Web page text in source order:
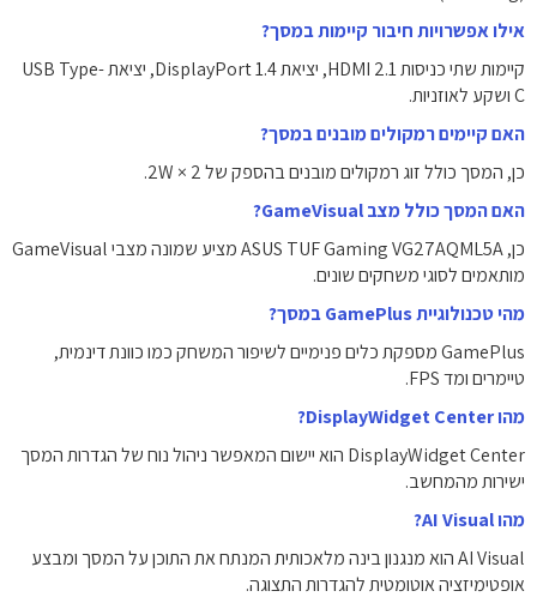
אילו אפשרויות חיבור קיימות במסך?
קיימות שתי כניסות ‎HDMI 2.1‎, יציאת ‎DisplayPort 1.4‎, יציאת ‎USB Type-
C‎ ושקע לאוזניות.
האם קיימים רמקולים מובנים במסך?
כן, המסך כולל זוג רמקולים מובנים בהספק של ‎2W × 2‎.
האם המסך כולל מצב GameVisual?
כן, ASUS TUF Gaming VG27AQML5A מציע שמונה מצבי GameVisual
מותאמים לסוגי משחקים שונים.
מהי טכנולוגיית GamePlus במסך?
GamePlus מספקת כלים פנימיים לשיפור המשחק כמו כוונת דינמית,
טיימרים ומד FPS.
מהו DisplayWidget Center?
DisplayWidget Center הוא יישום המאפשר ניהול נוח של הגדרות המסך
ישירות מהמחשב.
מהו AI Visual?
AI Visual הוא מנגנון בינה מלאכותית המנתח את התוכן על המסך ומבצע
אופטימיזציה אוטומטית להגדרות התצוגה.